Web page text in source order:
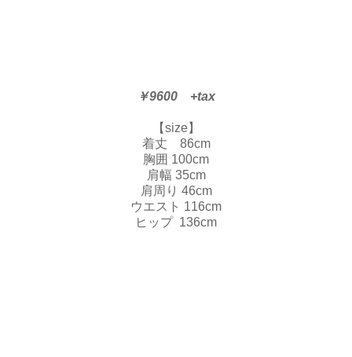
￥9600 +tax
【size】
着丈 86cm
胸囲 100cm
肩幅 35cm
肩周り 46cm
ウエスト 116cm
ヒップ 136cm